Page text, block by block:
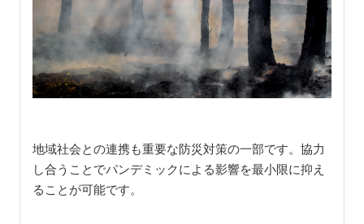
地域社会との連携も重要な防災対策の一部です。協力
し合うことでパンデミックによる影響を最小限に抑え
ることが可能です。